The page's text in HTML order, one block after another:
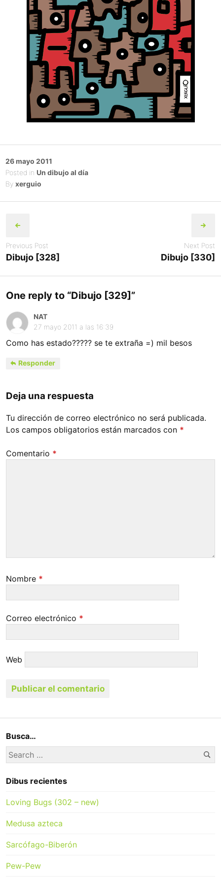
Posted
on
26 mayo 2011
Posted in Un dibujo al día
By xerguio
navigation
Previous Post
Dibujo [328]
Next Post
Dibujo [330]
One reply to “Dibujo [329]”
NAT
27 mayo 2011 a las 16:39
Como has estado????? se te extraña =) mil besos
Responder
Deja una respuesta
Tu dirección de correo electrónico no será publicada.
Los campos obligatorios están marcados con *
Comentario *
Nombre *
Correo electrónico *
Web
Busca…
Search
for:
Dibus recientes
Loving Bugs (302 – new)
Medusa azteca
Sarcófago-Biberón
Pew-Pew